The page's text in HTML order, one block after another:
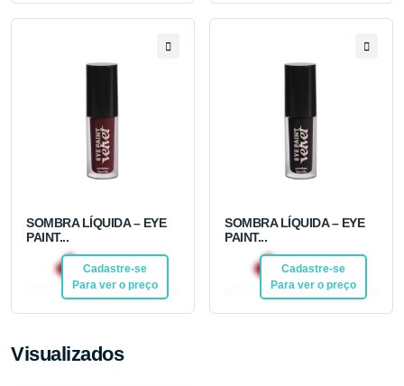
SOMBRA LÍQUIDA – EYE
PAINT...
Cadastre-se
Para ver o preço
R$ 20,92Pix
SOMBRA LÍQUIDA – EYE
PAINT...
Cadastre-se
Para ver o preço
R$ 20,92Pix
Visualizados